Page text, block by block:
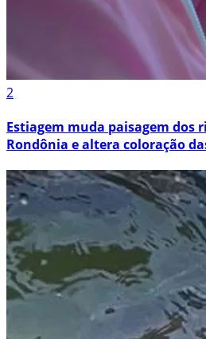
2
Estiagem muda paisagem dos
Rondônia e altera coloração